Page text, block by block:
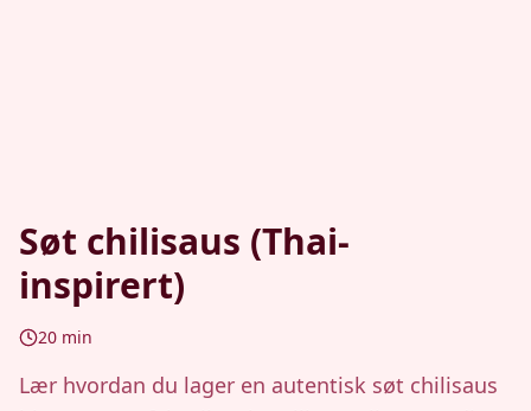
Søt chilisaus (Thai-
inspirert)
20 min
Lær hvordan du lager en autentisk søt chilisaus